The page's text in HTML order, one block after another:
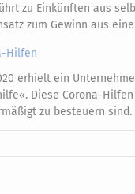
zu Einkünften aus
zum Gewinn aus
Hilfen
erhielt ein
Diese Corona-
zu besteuern